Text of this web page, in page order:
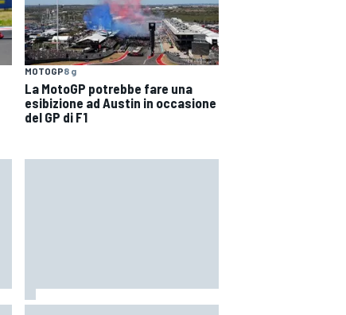
MOTOGP8 g
La MotoGP potrebbe fare una
esibizione ad Austin in occasione
del GP di F1